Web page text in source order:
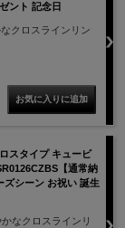
ント 記念日
クロスラインリン
スタイプ キュービ
【通常納
ズシーン お祝い 誕生
なクロスラインリ